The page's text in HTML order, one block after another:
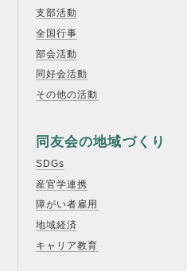
支部活動
全国行事
部会活動
同好会活動
その他の活動
同友会の地域づくり
SDGs
産官学連携
障がい者雇用
地域経済
キャリア教育